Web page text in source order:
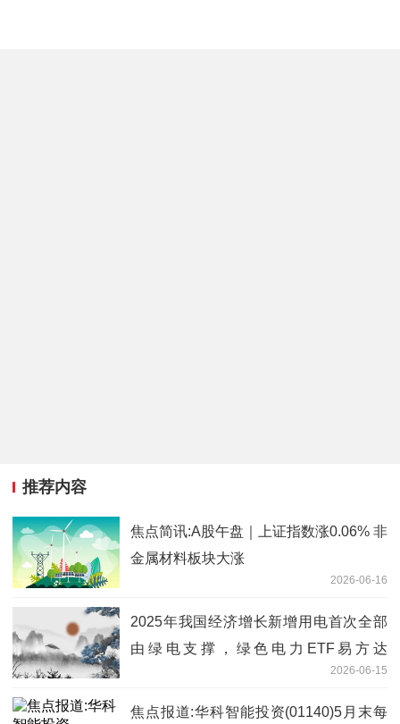
推荐内容
焦点简讯:A股午盘｜上证指数涨0.06% 非
金属材料板块大涨
2026-06-16
2025年我国经济增长新增用电首次全部
由绿电支撑，绿色电力ETF易方达
2026-06-15
焦点报道:华科智能投资(01140)5月末每